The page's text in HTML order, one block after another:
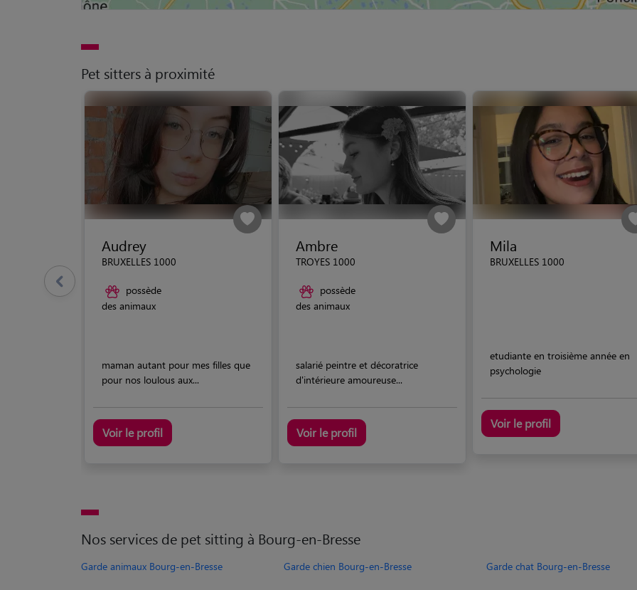
Pet sitters à proximité
Audrey
BRUXELLES 1000
possède
des animaux
maman autant pour mes filles que
pour nos loulous aux...
Voir le profil
Ambre
TROYES 1000
possède
des animaux
salarié peintre et décoratrice
d'intérieure amoureuse...
Voir le profil
Mila
BRUXELLES 1000
etudiante en troisième année en
psychologie
Voir le profil
Nos services de pet sitting à Bourg-en-Bresse
Garde animaux Bourg-en-Bresse Garde chien Bourg-en-Bresse Garde chat Bourg-en-Bresse